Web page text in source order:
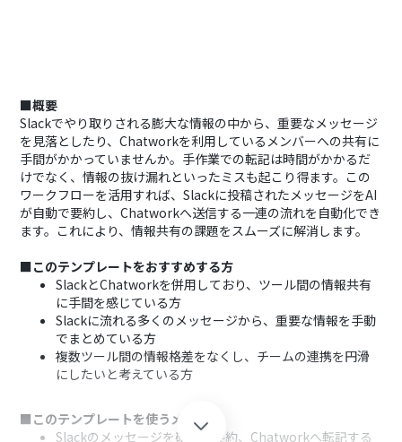
■概要
Slackでやり取りされる膨大な情報の中から、重要なメッセージ
を見落としたり、Chatworkを利用しているメンバーへの共有に
手間がかかっていませんか。手作業での転記は時間がかかるだ
けでなく、情報の抜け漏れといったミスも起こり得ます。この
ワークフローを活用すれば、Slackに投稿されたメッセージをAI
が自動で要約し、Chatworkへ送信する一連の流れを自動化でき
ます。これにより、情報共有の課題をスムーズに解消します。
■このテンプレートをおすすめする方
SlackとChatworkを併用しており、ツール間の情報共有
に手間を感じている方
Slackに流れる多くのメッセージから、重要な情報を手動
でまとめている方
複数ツール間の情報格差をなくし、チームの連携を円滑
にしたいと考えている方
■このテンプレートを使うメリット
Slackのメッセージを確認し要約、Chatworkへ転記する